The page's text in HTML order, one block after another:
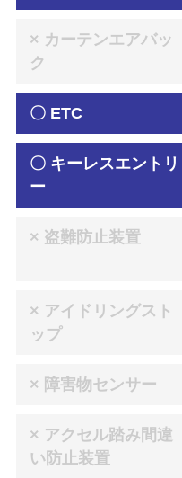
× カーテンエアバッ
ク
〇 ETC
〇 キーレスエントリ
ー
× 盗難防止装置
× アイドリングスト
ップ
× 障害物センサー
× アクセル踏み間違
い防止装置